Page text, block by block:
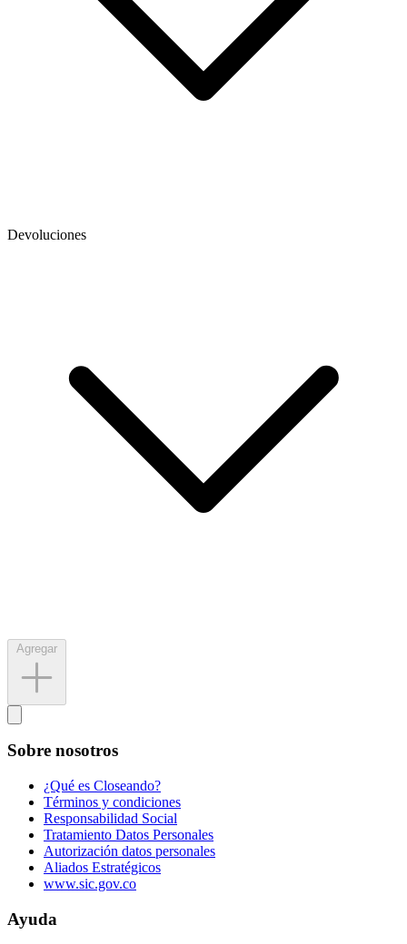
Devoluciones
Sobre nosotros
¿Qué es Closeando?
Términos y condiciones
Responsabilidad Social
Tratamiento Datos Personales
Autorización datos personales
Aliados Estratégicos
www.sic.gov.co
Ayuda